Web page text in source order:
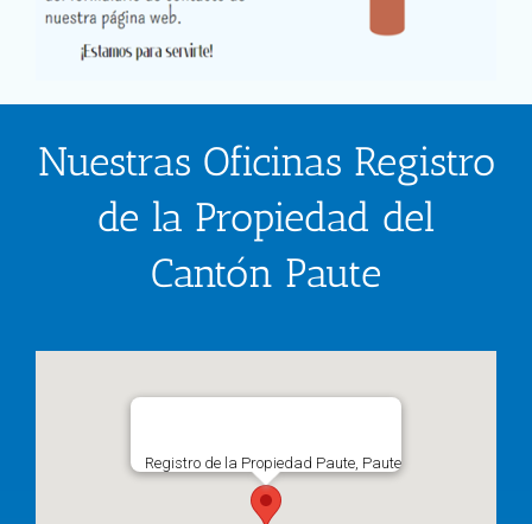
Nuestras Oficinas Registro
de la Propiedad del
Cantón Paute
Registro de la Propiedad Paute, Paute